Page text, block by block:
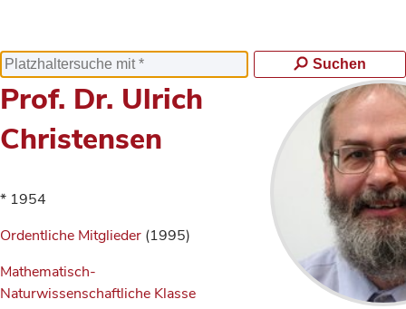
Suchen
Prof. Dr. Ulrich
Christensen
* 1954
Ordentliche Mitglieder (1995)
Mathematisch-
Naturwissenschaftliche Klasse